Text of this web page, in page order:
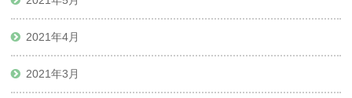
2021年4月
2021年3月